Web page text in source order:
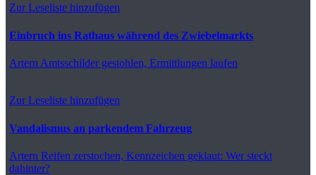
Zur Leseliste hinzufügen
Einbruch ins Rathaus während des Zwiebelmarkts
Artern Amtsschilder gestohlen, Ermittlungen laufen
Zur Leseliste hinzufügen
Vandalismus an parkendem Fahrzeug
Artern Reifen zerstochen, Kennzeichen geklaut: Wer steckt
dahinter?